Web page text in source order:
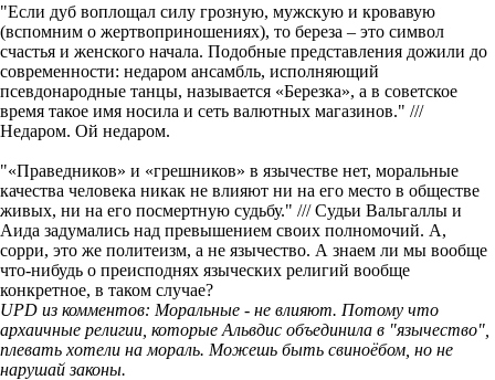
"Если дуб воплощал силу грозную, мужскую и кровавую
(вспомним о жертвоприношениях), то береза – это символ
счастья и женского начала. Подобные представления дожили до
современности: недаром ансамбль, исполняющий
псевдонародные танцы, называется «Березка», а в советское
время такое имя носила и сеть валютных магазинов." ///
Недаром. Ой недаром.
"«Праведников» и «грешников» в язычестве нет, моральные
качества человека никак не влияют ни на его место в обществе
живых, ни на его посмертную судьбу." /// Судьи Вальгаллы и
Аида задумались над превышением своих полномочий. А,
сорри, это же политеизм, а не язычество. А знаем ли мы вообще
что-нибудь о преисподнях языческих религий вообще
конкретное, в таком случае?
UPD из комментов: Моральные - не влияют. Потому что
архаичные религии, которые Альвдис объединила в "язычество",
плевать хотели на мораль. Можешь быть свиноёбом, но не
нарушай законы.